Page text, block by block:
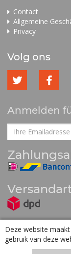
Deze website
gebruik van deze
Contact
Allgemeine
Privacy
Volg ons
Anmelden